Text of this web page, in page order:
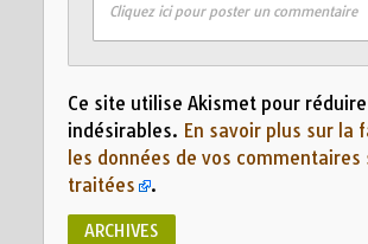
Cliquez ici pour poster un commentaire
Ce site utilise Akismet pour
indésirables. En savoir plus sur la
les données de vos commentaires
traitées
.
ARCHIVES